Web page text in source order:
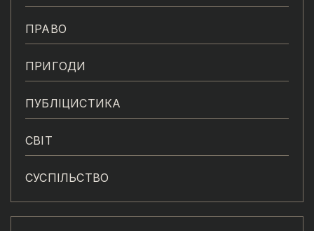
ПРАВО
ПРИГОДИ
ПУБЛІЦИСТИКА
СВІТ
СУСПІЛЬСТВО